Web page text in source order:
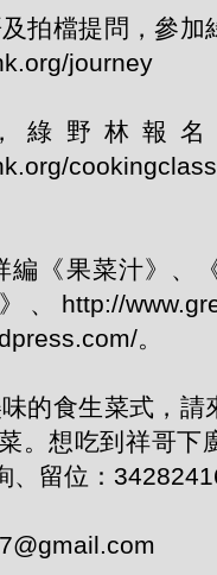
拍檔提問，參加
journey
綠野林報
編《果菜汁》、
http://
。
的食生菜式，請
。想吃到祥哥下
、留位：